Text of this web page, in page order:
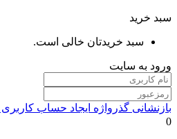
سبد خرید
سبد خریدتان خالی است.
ورود به سایت
بازنشانی گذرواژه ایجاد حساب کاربری
0